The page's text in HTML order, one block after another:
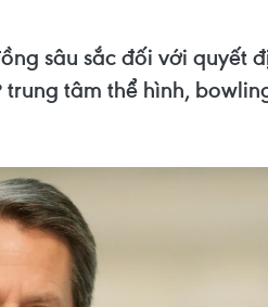
sâu sắc đối với
tâm thể hình,